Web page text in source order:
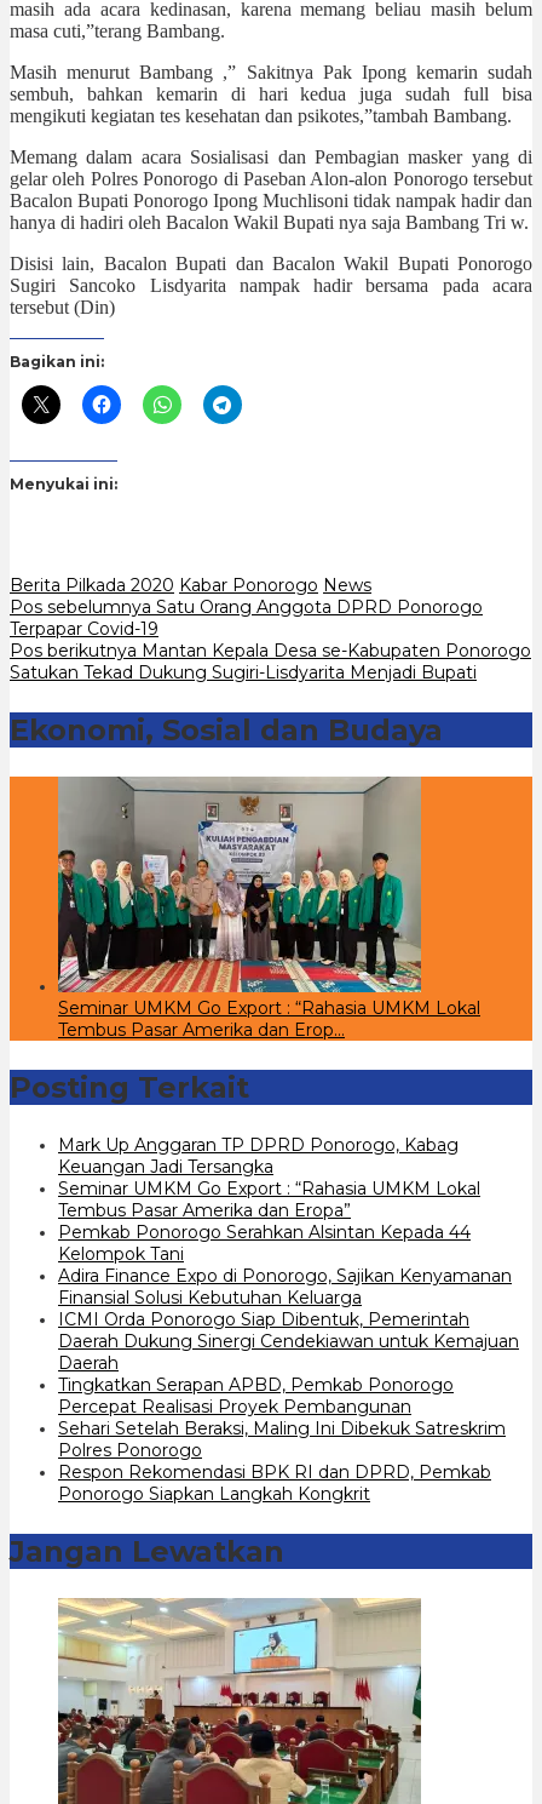
masih ada acara kedinasan, karena memang beliau masih belum
masa cuti,”terang Bambang.
Masih menurut Bambang ,” Sakitnya Pak Ipong kemarin sudah
sembuh, bahkan kemarin di hari kedua juga sudah full bisa
mengikuti kegiatan tes kesehatan dan psikotes,”tambah Bambang.
Memang dalam acara Sosialisasi dan Pembagian masker yang di
gelar oleh Polres Ponorogo di Paseban Alon-alon Ponorogo tersebut
Bacalon Bupati Ponorogo Ipong Muchlisoni tidak nampak hadir dan
hanya di hadiri oleh Bacalon Wakil Bupati nya saja Bambang Tri w.
Disisi lain, Bacalon Bupati dan Bacalon Wakil Bupati Ponorogo
Sugiri Sancoko Lisdyarita nampak hadir bersama pada acara
tersebut (Din)
Bagikan ini:
Menyukai ini:
Berita Pilkada 2020 Kabar Ponorogo News
Navigasi
pos
Pos sebelumnya Satu Orang Anggota DPRD Ponorogo
Terpapar Covid-19
Pos berikutnya Mantan Kepala Desa se-Kabupaten Ponorogo
Satukan Tekad Dukung Sugiri-Lisdyarita Menjadi Bupati
Ekonomi, Sosial dan Budaya
Seminar UMKM Go Export : “Rahasia UMKM Lokal
Tembus Pasar Amerika dan Erop…
Posting Terkait
Mark Up Anggaran TP DPRD Ponorogo, Kabag
Keuangan Jadi Tersangka
Seminar UMKM Go Export : “Rahasia UMKM Lokal
Tembus Pasar Amerika dan Eropa”
Pemkab Ponorogo Serahkan Alsintan Kepada 44
Kelompok Tani
Adira Finance Expo di Ponorogo, Sajikan Kenyamanan
Finansial Solusi Kebutuhan Keluarga
ICMI Orda Ponorogo Siap Dibentuk, Pemerintah
Daerah Dukung Sinergi Cendekiawan untuk Kemajuan
Daerah
Tingkatkan Serapan APBD, Pemkab Ponorogo
Percepat Realisasi Proyek Pembangunan
Sehari Setelah Beraksi, Maling Ini Dibekuk Satreskrim
Polres Ponorogo
Respon Rekomendasi BPK RI dan DPRD, Pemkab
Ponorogo Siapkan Langkah Kongkrit
Jangan Lewatkan